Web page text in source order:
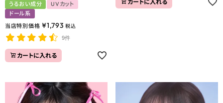
うるおい成分
UVカット
ドール系
当店特別価格 ¥1,793 税込
9件
カートに入れる
カートに入れる